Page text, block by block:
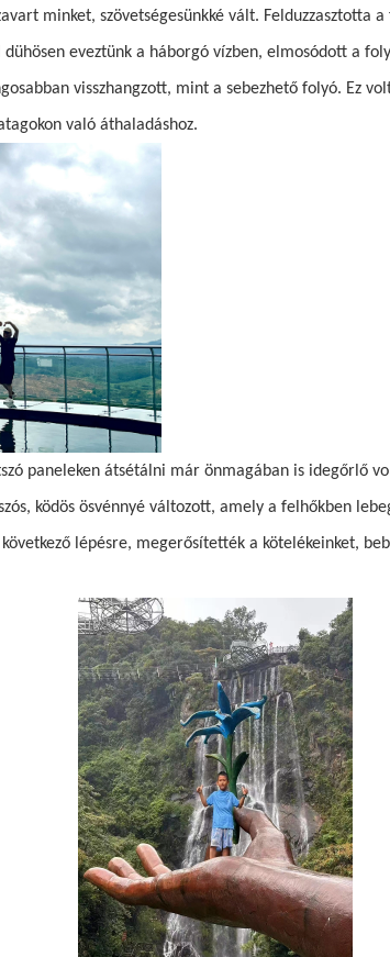
minket, szövetségesünkké vált. Felduzzasztotta
eveztünk a háborgó vízben, elmosódott a
visszhangzott, mint a sebezhető folyó. Ez
való áthaladáshoz.
paneleken átsétálni már önmagában is idegőrlő
ködös ösvénnyé változott, amely a felhőkben
lépésre, megerősítették a kötelékeinket,